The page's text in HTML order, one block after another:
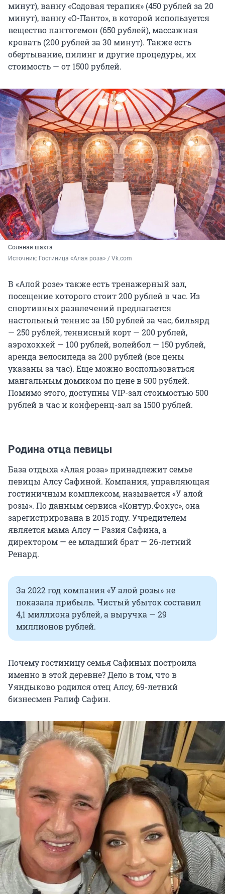
минут), ванну «Содовая терапия» (450 рублей за 20
минут), ванну «О-Панто», в которой используется
вещество пантогемон (650 рублей), массажная
кровать (200 рублей за 30 минут). Также есть
обертывание, пилинг и другие процедуры, их
стоимость — от 1500 рублей.
Соляная шахта
Источник: Гостиница «Алая роза» / Vk.com
В «Алой розе» также есть тренажерный зал,
посещение которого стоит 200 рублей в час. Из
спортивных развлечений предлагается
настольный теннис за 150 рублей за час, бильярд
— 250 рублей, теннисный корт — 200 рублей,
аэрохоккей — 100 рублей, волейбол — 150 рублей,
аренда велосипеда за 200 рублей (все цены
указаны за час). Еще можно воспользоваться
мангальным домиком по цене в 500 рублей.
Помимо этого, доступны VIP-зал стоимостью 500
рублей в час и конференц-зал за 1500 рублей.
Родина отца певицы
База отдыха «Алая роза» принадлежит семье
певицы Алсу Сафиной. Компания, управляющая
гостиничным комплексом, называется «У алой
розы». По данным сервиса «Контур.Фокус», она
зарегистрирована в 2015 году. Учредителем
является мама Алсу — Разия Сафина, а
директором — ее младший брат — 26-летний
Ренард.
За 2022 год компания «У алой розы» не
показала прибыль. Чистый убыток составил
4,1 миллиона рублей, а выручка — 29
миллионов рублей.
Почему гостиницу семья Сафиных построила
именно в этой деревне? Дело в том, что в
Уяндыково родился отец Алсу, 69-летний
бизнесмен Ралиф Сафин.